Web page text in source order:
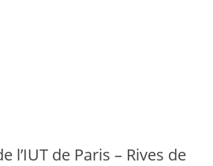
l’IUT de Paris – Rives de